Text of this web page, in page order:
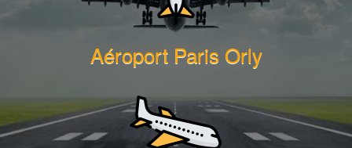
Aéroport Paris Orly